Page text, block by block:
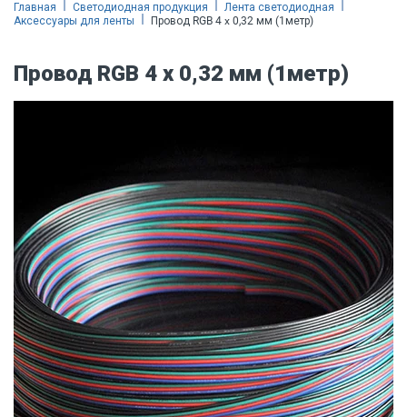
Главная Светодиодная продукция
Лента светодиодная
Аксессуары для ленты
Провод RGB 4 x 0,32 мм (1метр)
Провод RGB 4 x 0,32 мм (1метр)